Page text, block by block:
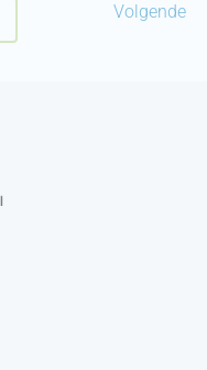
Volgende